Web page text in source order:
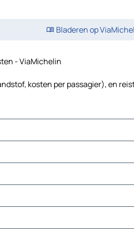
Bladeren op
- ViaMichelin
kosten per passagier), en